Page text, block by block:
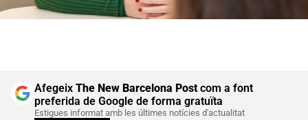
Afegeix The New Barcelona Postcom a font
preferida de Google de forma gratuïta
Estigues informat amb les últimes notícies d'actualitat